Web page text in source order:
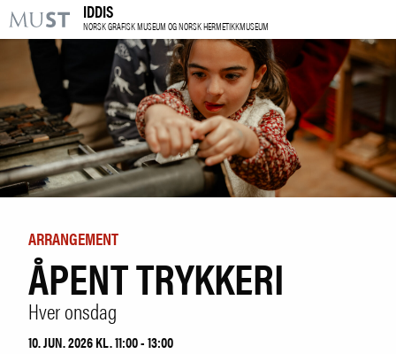
KR
M
BESØK OSS
UTSTILLINGER
ARRANGEMENTER
LÆRING
NO|ENG
IDDIS
NORSK GRAFISK MUSEUM OG NORSK HERMETIKKMUSEUM
ARRANGEMENT
ÅPENT TRYKKERI
Hver onsdag
10. JUN. 2026 KL. 11:00 - 13:00